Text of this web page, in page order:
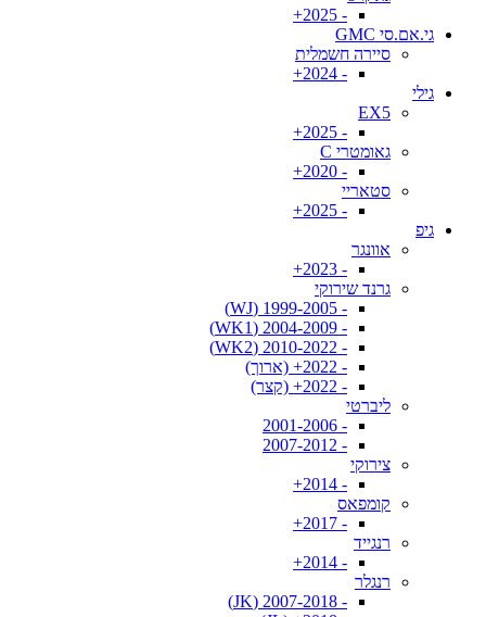
- 2025+
גי.אם.סי GMC
סיירה חשמלית
- 2024+
גילי
EX5
- 2025+
גאומטרי C
- 2020+
סטאריי
- 2025+
גיפ
אוונגר
- 2023+
גרנד שירוקי
- 1999-2005 (WJ)
- 2004-2009 (WK1)
- 2010-2022 (WK2)
- 2022+ (ארוך)
- 2022+ (קצר)
ליברטי
- 2001-2006
- 2007-2012
צירוקי
- 2014+
קומפאס
- 2017+
רנגייד
- 2014+
רנגלר
- 2007-2018 (JK)